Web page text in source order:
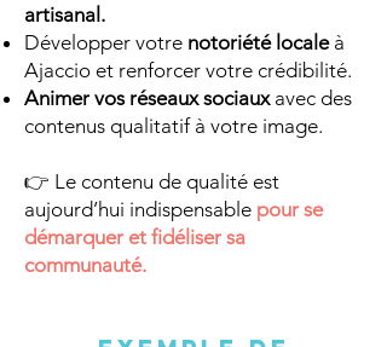
artisanal.
Développer votre notoriété localeà
Ajaccio et renforcer votre crédibilité.
Animer vos réseaux sociauxavec des
contenus qualitatif à votre image.
👉 Le contenu de qualité est
aujourd’hui indispensable pour se
démarquer et fidéliser sa
communauté.